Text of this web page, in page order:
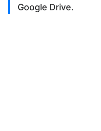
Google Drive.